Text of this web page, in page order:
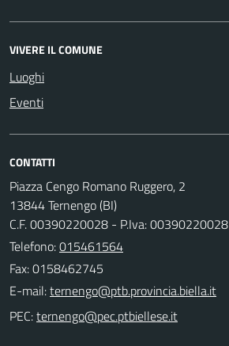
VIVERE IL COMUNE
Luoghi
Eventi
CONTATTI
Piazza Cengo Romano Ruggero, 2
13844 Ternengo (BI)
C.F. 00390220028 - P.Iva: 00390220028
Telefono:015461564
Fax: 0158462745
E-mail:
PEC: